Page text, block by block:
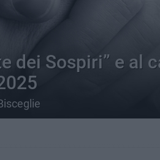
dei Sospiri” e al